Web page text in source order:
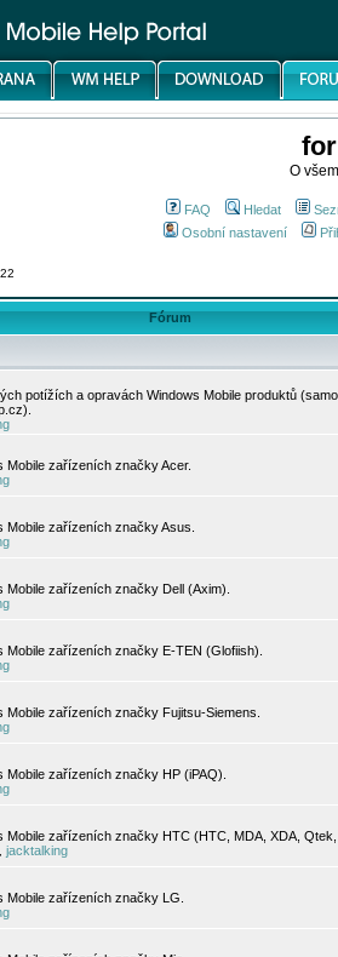
O
FAQ Hledat
Osobní nastavení
Fórum
potížích a opravách Windows Mobile produktů
Mobile zařízeních značky Acer.
Mobile zařízeních značky Asus.
Mobile zařízeních značky Dell (Axim).
Mobile zařízeních značky E-TEN (Glofiish).
Mobile zařízeních značky Fujitsu-Siemens.
Mobile zařízeních značky HP (iPAQ).
Mobile zařízeních značky HTC (HTC, MDA, XDA,
jacktalking
Mobile zařízeních značky LG.